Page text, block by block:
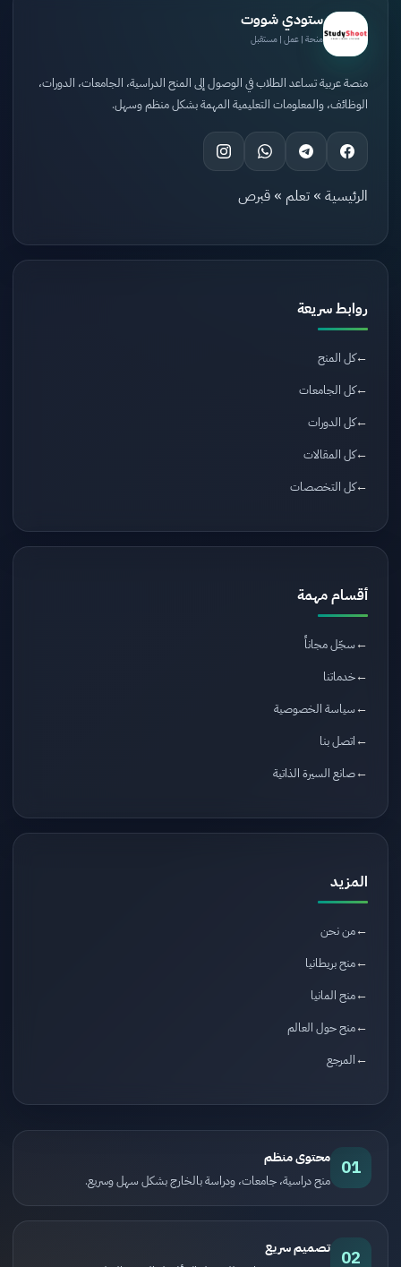
ستودي شووت
منحة | عمل | مستقبل
منصة عربية تساعد الطلاب في الوصول إلى المنح الدراسية، الجامعات، الدورات،
الوظائف، والمعلومات التعليمية المهمة بشكل منظم وسهل.
الرئيسية » تعلم » قبرص
روابط سريعة
كل المنح
كل الجامعات
كل الدورات
كل المقالات
كل التخصصات
أقسام مهمة
سجّل مجاناً
خدماتنا
سياسة الخصوصية
اتصل بنا
صانع السيرة الذاتية
المزيد
من نحن
منح بريطانيا
منح المانيا
منح حول العالم
المرجع
01 محتوى منظم
منح دراسية، جامعات، ودراسة بالخارج بشكل سهل وسريع.
02 تصميم سريع